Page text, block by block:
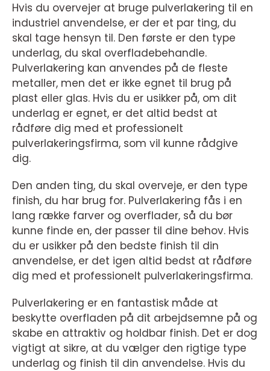
Hvis du overvejer at bruge pulverlakering til en
industriel anvendelse, er der et par ting, du
skal tage hensyn til. Den første er den type
underlag, du skal overfladebehandle.
Pulverlakering kan anvendes på de fleste
metaller, men det er ikke egnet til brug på
plast eller glas. Hvis du er usikker på, om dit
underlag er egnet, er det altid bedst at
rådføre dig med et professionelt
pulverlakeringsfirma, som vil kunne rådgive
dig.
Den anden ting, du skal overveje, er den type
finish, du har brug for. Pulverlakering fås i en
lang række farver og overflader, så du bør
kunne finde en, der passer til dine behov. Hvis
du er usikker på den bedste finish til din
anvendelse, er det igen altid bedst at rådføre
dig med et professionelt pulverlakeringsfirma.
Pulverlakering er en fantastisk måde at
beskytte overfladen på dit arbejdsemne på og
skabe en attraktiv og holdbar finish. Det er dog
vigtigt at sikre, at du vælger den rigtige type
underlag og finish til din anvendelse. Hvis du